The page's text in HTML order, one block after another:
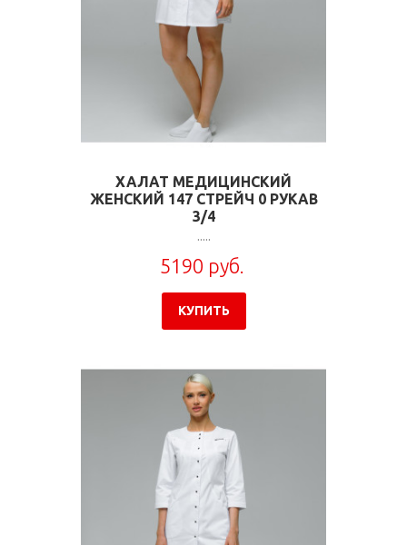
ХАЛАТ МЕДИЦИНСКИЙ
ЖЕНСКИЙ 147 СТРЕЙЧ 0 РУКАВ
3/4
.....
5190 руб.
КУПИТЬ